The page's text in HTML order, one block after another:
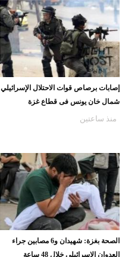
إصابات برصاص قوات الاحتلال الإسرائيلي
شمال خان يونس فى قطاع غزة
منذ ساعتين
الصحة بغزة: شهيدان و6 مصابين جراء
العدوان الاسرائيلي خلال 48 ساعة